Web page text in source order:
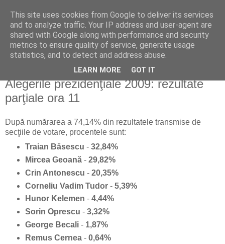
Politichia azi
politică în viziune privată
luni, 23 noiembrie 2009
Alegerile prezidenţiale 2009: rezultate
parţiale ora 11
După numărarea a 74,14% din rezultatele transmise de
secţiile de votare, procentele sunt:
Traian Băsescu - 32,84%
Mircea Geoană- 29,82%
Crin Antonescu - 20,35%
Corneliu Vadim Tudor- 5,39%
Hunor Kelemen - 4,44%
Sorin Oprescu - 3,32%
George Becali- 1,87%
Remus Cernea- 0,64%
This site uses cookies from Google to deliver its services
and to analyze traffic. Your IP address and user-agent are
shared with Google along with performance and security
metrics to ensure quality of service, generate usage
statistics, and to detect and address abuse.
LEARN MORE GOT IT